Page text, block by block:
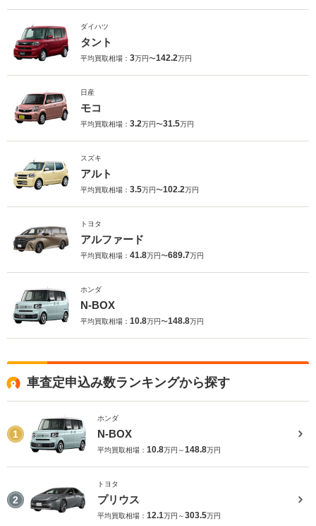
ダイハツ
タント
平均買取相場： 3万円〜142.2万円
日産
モコ
平均買取相場： 3.2万円〜31.5万円
スズキ
アルト
平均買取相場： 3.5万円〜102.2万円
トヨタ
アルファード
平均買取相場： 41.8万円〜689.7万円
ホンダ
N-BOX
平均買取相場： 10.8万円〜148.8万円
車査定申込み数ランキングから探す
1
ホンダ
N-BOX
平均買取相場： 10.8万円～148.8万円
2
トヨタ
プリウス
平均買取相場： 12.1万円～303.5万円